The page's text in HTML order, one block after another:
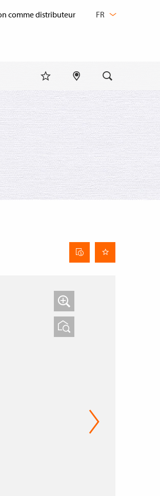
FR
Fiche
technique
du tissu